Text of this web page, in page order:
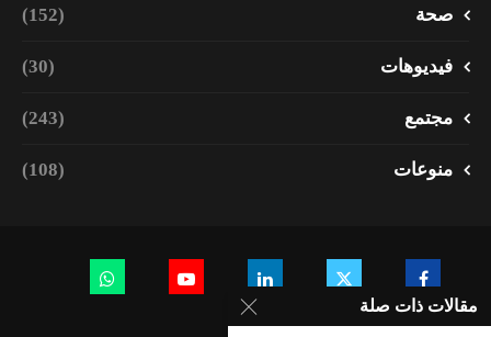
صحة (152)
فيديوهات (30)
مجتمع (243)
منوعات (108)
مقالات ذات صلة